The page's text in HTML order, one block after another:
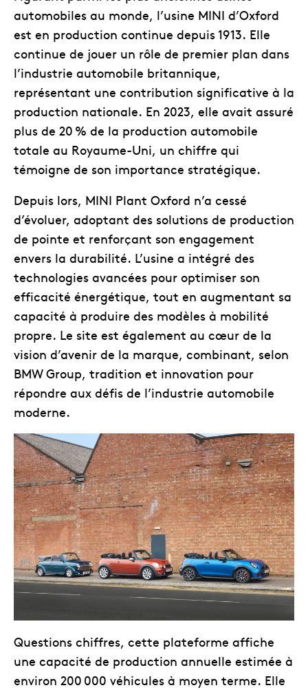
automobiles au monde, l’usine MINI d’Oxford
est en production continue depuis 1913. Elle
continue de jouer un rôle de premier plan dans
l’industrie automobile britannique,
représentant une contribution significative à la
production nationale. En 2023, elle avait assuré
plus de 20 % de la production automobile
totale au Royaume-Uni, un chiffre qui
témoigne de son importance stratégique.
Depuis lors, MINI Plant Oxford n’a cessé
d’évoluer, adoptant des solutions de production
de pointe et renforçant son engagement
envers la durabilité. L’usine a intégré des
technologies avancées pour optimiser son
efficacité énergétique, tout en augmentant sa
capacité à produire des modèles à mobilité
propre. Le site est également au cœur de la
vision d’avenir de la marque, combinant, selon
BMW Group, tradition et innovation pour
répondre aux défis de l’industrie automobile
moderne.
Questions chiffres, cette plateforme affiche
une capacité de production annuelle estimée à
environ 200 000 véhicules à moyen terme. Elle